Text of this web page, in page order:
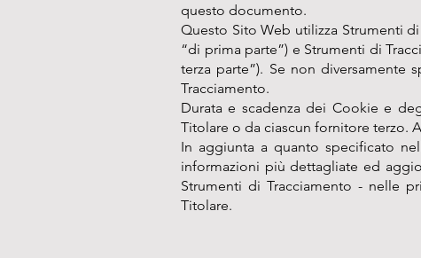
questo documento.
Questo Sito Web utilizza Strumenti
“di prima parte”) e Strumenti di
terza parte”). Se non diversamente
Tracciamento.
Durata e scadenza dei Cookie e
Titolare o da ciascun fornitore terzo.
In aggiunta a quanto specificato
informazioni più dettagliate ed
Strumenti di Tracciamento - nelle
Titolare.